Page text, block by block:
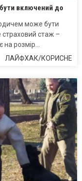
включений до
може бути
стаж –
на розмір…
ЛАЙФХАК/КОРИСНЕ